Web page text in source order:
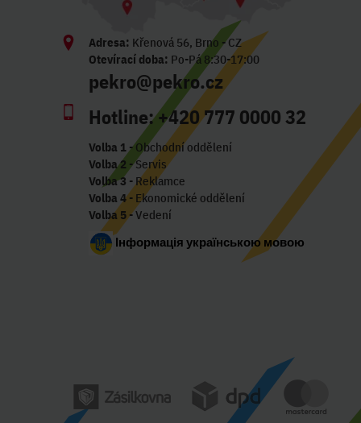
Adresa: Křenová 56, Brno - CZ
Otevírací doba: Po-Pá 8:30-17:00
pekro@pekro.cz
Hotline:+420 777 0000 32
Volba 1- Obchodní oddělení
Volba 2 - Servis
Volba 3 - Reklamce
Volba 4- Ekonomické oddělení
Volba 5- Vedení
Інформація українською мовою